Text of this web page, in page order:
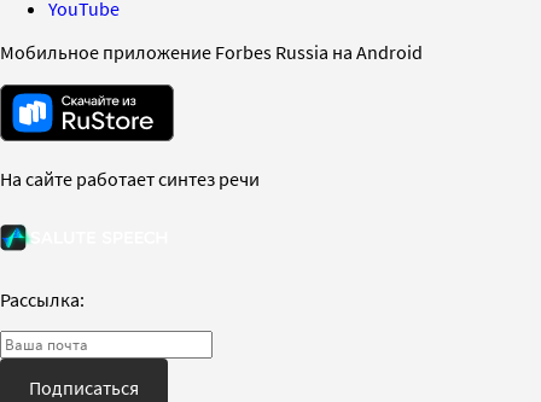
YouTube
Мобильное приложение Forbes Russia на Android
На сайте работает синтез речи
Рассылка:
Подписаться